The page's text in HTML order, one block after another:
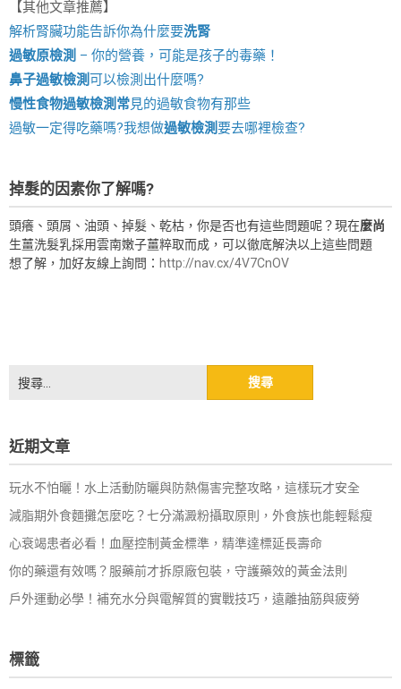
【其他文章推薦】
解析腎臟功能告訴你為什麼要洗腎
過敏原檢測 – 你的營養，可能是孩子的毒藥！
鼻子過敏檢測可以檢測出什麼嗎?
慢性食物過敏檢測 常見的過敏食物有那些
過敏一定得吃藥嗎?我想做過敏檢測要去哪裡檢查?
掉髮的因素你了解嗎?
頭癢、頭屑、油頭、掉髮、乾枯，你是否也有這些問題呢？現在麼尚
生薑洗髮乳採用雲南嫩子薑粹取而成，可以徹底解決以上這些問題
想了解，加好友線上詢問： http://nav.cx/4V7CnOV
尋
字:
近期文章
玩水不怕曬！水上活動防曬與防熱傷害完整攻略，這樣玩才安全
減脂期外食麵攤怎麼吃？七分滿澱粉攝取原則，外食族也能輕鬆瘦
心衰竭患者必看！血壓控制黃金標準，精準達標延長壽命
你的藥還有效嗎？服藥前才拆原廠包裝，守護藥效的黃金法則
戶外運動必學！補充水分與電解質的實戰技巧，遠離抽筋與疲勞
標籤